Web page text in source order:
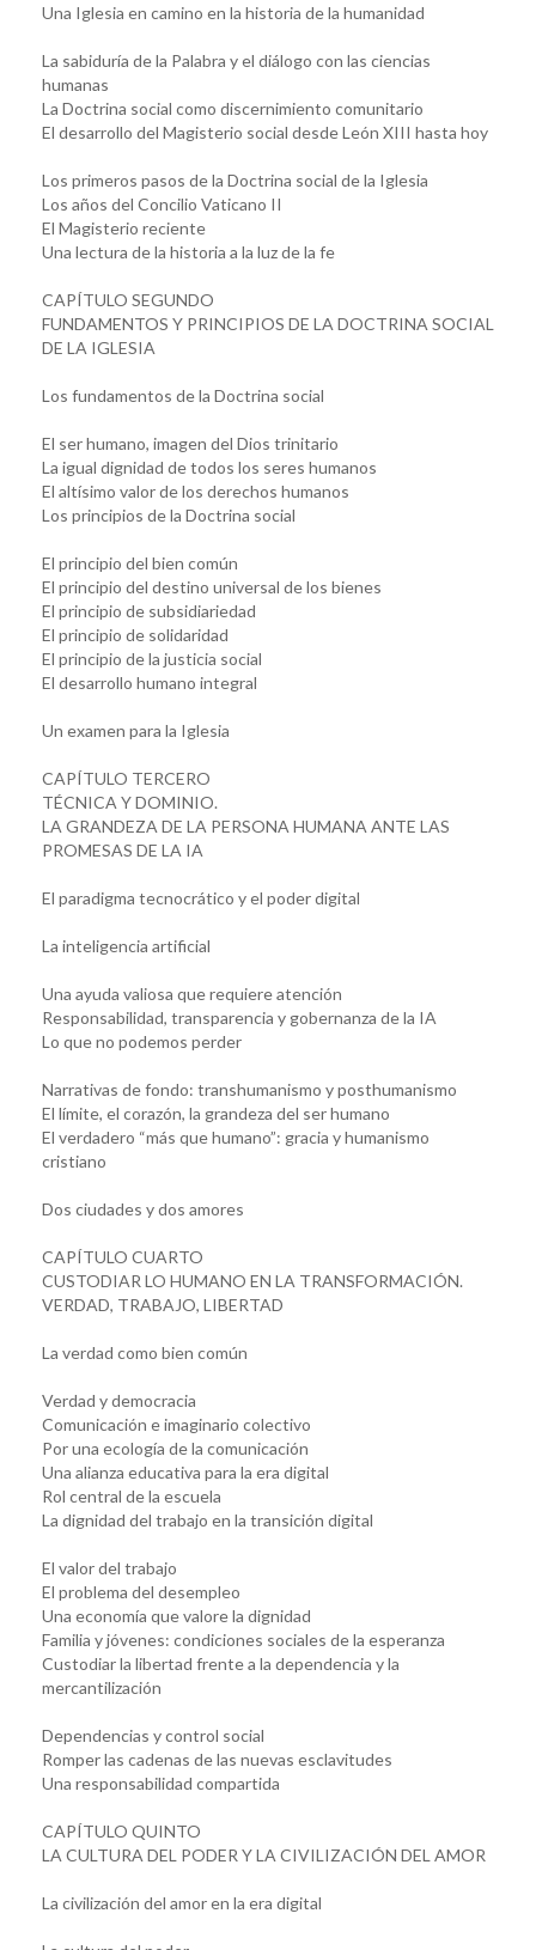
Una Iglesia en camino en la historia de la humanidad
La sabiduría de la Palabra y el diálogo con las ciencias
humanas
La Doctrina social como discernimiento comunitario
El desarrollo del Magisterio social desde León XIII hasta hoy
Los primeros pasos de la Doctrina social de la Iglesia
Los años del Concilio Vaticano II
El Magisterio reciente
Una lectura de la historia a la luz de la fe
CAPÍTULO SEGUNDO
FUNDAMENTOS Y PRINCIPIOS DE LA DOCTRINA SOCIAL
DE LA IGLESIA
Los fundamentos de la Doctrina social
El ser humano, imagen del Dios trinitario
La igual dignidad de todos los seres humanos
El altísimo valor de los derechos humanos
Los principios de la Doctrina social
El principio del bien común
El principio del destino universal de los bienes
El principio de subsidiariedad
El principio de solidaridad
El principio de la justicia social
El desarrollo humano integral
Un examen para la Iglesia
CAPÍTULO TERCERO
TÉCNICA Y DOMINIO.
LA GRANDEZA DE LA PERSONA HUMANA ANTE LAS
PROMESAS DE LA IA
El paradigma tecnocrático y el poder digital
La inteligencia artificial
Una ayuda valiosa que requiere atención
Responsabilidad, transparencia y gobernanza de la IA
Lo que no podemos perder
Narrativas de fondo: transhumanismo y posthumanismo
El límite, el corazón, la grandeza del ser humano
El verdadero “más que humano”: gracia y humanismo
cristiano
Dos ciudades y dos amores
CAPÍTULO CUARTO
CUSTODIAR LO HUMANO EN LA TRANSFORMACIÓN.
VERDAD, TRABAJO, LIBERTAD
La verdad como bien común
Verdad y democracia
Comunicación e imaginario colectivo
Por una ecología de la comunicación
Una alianza educativa para la era digital
Rol central de la escuela
La dignidad del trabajo en la transición digital
El valor del trabajo
El problema del desempleo
Una economía que valore la dignidad
Familia y jóvenes: condiciones sociales de la esperanza
Custodiar la libertad frente a la dependencia y la
mercantilización
Dependencias y control social
Romper las cadenas de las nuevas esclavitudes
Una responsabilidad compartida
CAPÍTULO QUINTO
LA CULTURA DEL PODER Y LA CIVILIZACIÓN DEL AMOR
La civilización del amor en la era digital